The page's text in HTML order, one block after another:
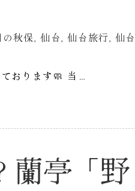
秋保,仙台,仙台旅行,仙台
おります🧼 当…
蘭亭「野